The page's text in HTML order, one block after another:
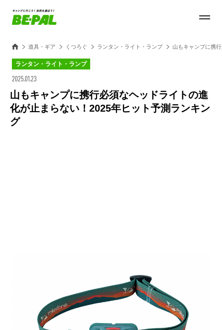
道具・ギア くつろぐ ランタン・ライト・ランプ 山もキャンプに携
ランタン・ライト・ランプ
2025.01.23
山もキャンプに携行必須なヘッドライトの進
化が止まらない！2025年ヒット予測ランキン
グ